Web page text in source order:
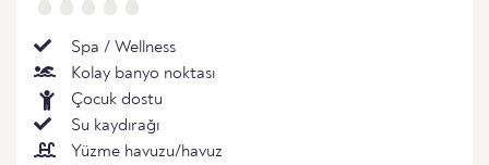
Spa / Wellness
Kolay banyo noktası
Çocuk dostu
Su kaydırağı
Yüzme havuzu/havuz